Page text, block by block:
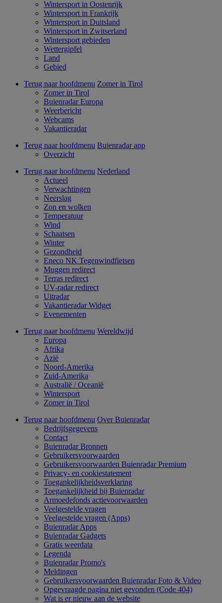
Wintersport in Oostenrijk
Wintersport in Frankrijk
Wintersport in Duitsland
Wintersport in Zwitserland
Wintersport gebieden
Wettergipfel
Land
Gebied
Terug naar hoofdmenu Zomer in Tirol
Zomer in Tirol
Buienradar Europa
Weerbericht
Webcams
Vakantieradar
Terug naar hoofdmenu Buienradar app
Overzicht
Terug naar hoofdmenu Nederland
Actueel
Verwachtingen
Neerslag
Zon en wolken
Temperatuur
Wind
Schaatsen
Winter
Gezondheid
Eneco NK Tegenwindfietsen
Muggen redirect
Terras redirect
UV-radar redirect
Uitradar
Vakantieradar Widget
Evenementen
Terug naar hoofdmenu Wereldwijd
Europa
Afrika
Azië
Noord-Amerika
Zuid-Amerika
Australië / Oceanië
Wintersport
Zomer in Tirol
Terug naar hoofdmenu Over Buienradar
Bedrijfsgegevens
Contact
Buienradar Bronnen
Gebruikersvoorwaarden
Gebruikersvoorwaarden Buienradar Premium
Privacy- en cookiestatement
Toegankelijkheidsverklaring
Toegankelijkheid bij Buienradar
Armoedefonds actievoorwaarden
Veelgestelde vragen
Veelgestelde vragen (Apps)
Buienradar Apps
Buienradar Gadgets
Gratis weerdata
Legenda
Buienradar Promo's
Meldingen
Gebruikersvoorwaarden Buienradar Foto & Video
Opgevraagde pagina niet gevonden (Code 404)
Wat is er nieuw aan de website